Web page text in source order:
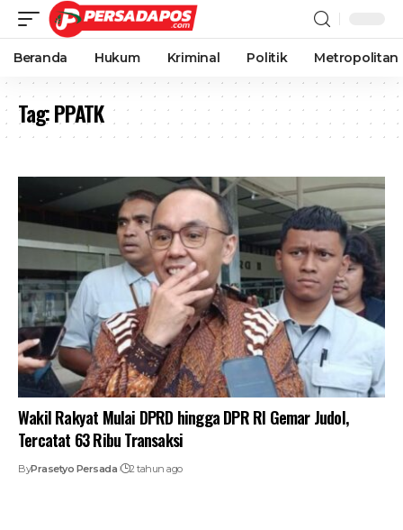
Beranda Hukum Kriminal Politik Metropolitan
Tag:PPATK
Wakil Rakyat Mulai DPRD hingga DPR RI Gemar Judol,
Tercatat 63 Ribu Transaksi
ByPrasetyo Persada 2 tahun ago